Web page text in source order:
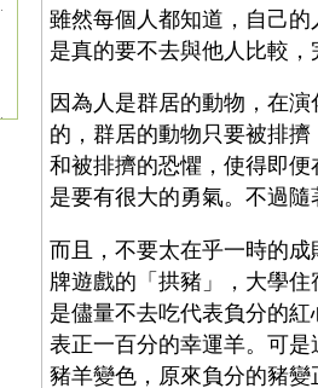
雖然每個人都知道，自己
是真的要不去與他人比較
因為人是群居的動物，在
的，群居的動物只要被排
和被排擠的恐懼，使得即
是要有很大的勇氣。不過
而且，不要太在乎一時的
牌遊戲的「拱豬」，大學
是儘量不去吃代表負分的
表正一百分的幸運羊。可
豬羊變色，原來負分的豬